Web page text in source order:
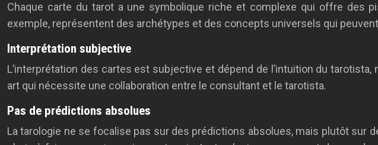
Chaque carte du tarot a une symbolique riche et complexe qui offre des
exemple, représentent des archétypes et des concepts universels qui
Interprétation subjective
L’interprétation des cartes est subjective et dépend de l’intuition du
art qui nécessite une collaboration entre le consultant et le tarotista.
Pas de prédictions absolues
La tarologie ne se focalise pas sur des prédictions absolues, mais plutôt sur